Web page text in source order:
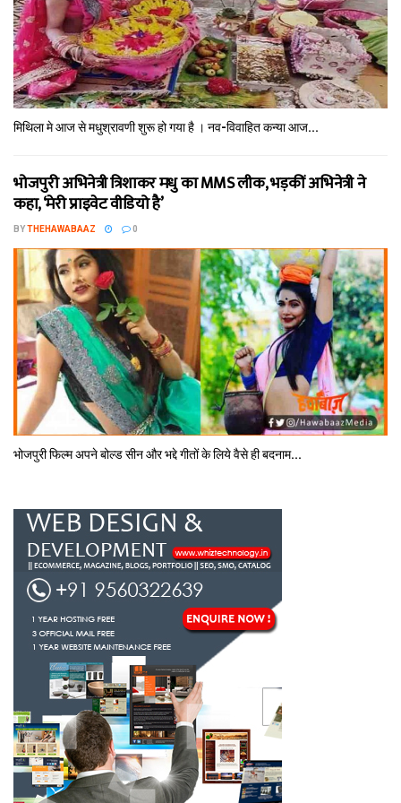
मिथि‍ला मे आज से मधुश्रावणी शुरू हो गया है । नव-विवाहित कन्‍या आज...
भोजपुरी अभिनेत्री त्रिशाकर मधु का MMS लीक, भड़कीं अभिनेत्री ने
कहा, ‘मेरी प्राइवेट वीडियो है’
BYTHEHAWABAAZ 0
भोजपुरी फिल्‍म अपने बोल्‍ड सीन और भद्दे गीतों के लिये वैसे ही बदनाम...